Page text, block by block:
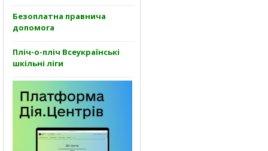
Безоплатна правнича
допомога
Пліч-о-пліч Всеукраїнські
шкільні ліги